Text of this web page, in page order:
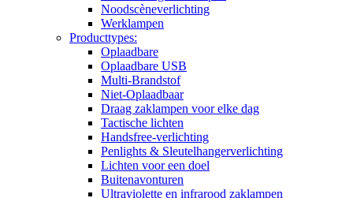
Noodscèneverlichting
Werklampen
Producttypes:
Oplaadbare
Oplaadbare USB
Multi-Brandstof
Niet-Oplaadbaar
Draag zaklampen voor elke dag
Tactische lichten
Handsfree-verlichting
Penlights & Sleutelhangerverlichting
Lichten voor een doel
Buitenavonturen
Ultraviolette en infrarood zaklampen